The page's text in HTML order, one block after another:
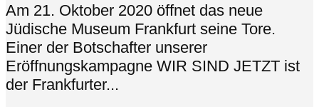
Am 21. Oktober 2020 öffnet das neue
Jüdische Museum Frankfurt seine Tore.
Einer der Botschafter unserer
Eröffnungskampagne WIR SIND JETZT ist
der Frankfurter...